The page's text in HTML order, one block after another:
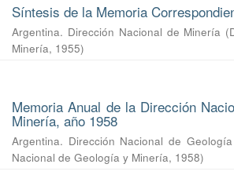
Síntesis de la Memoria
Argentina. Dirección Nacional de Minería (
Minería, 1955)
Memoria Anual de la Dirección
Minería, año 1958
Argentina. Dirección Nacional de
Nacional de Geología y Minería, 1958)